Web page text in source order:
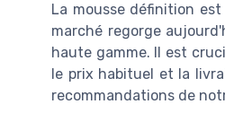
La mousse définition
marché regorge
haute gamme. Il est
le prix habituel et la
recommandations de